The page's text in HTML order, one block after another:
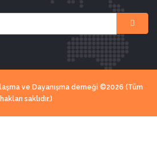
ve Dayanışma derneği ©2026 (Tüm
hakları saklıdır.)